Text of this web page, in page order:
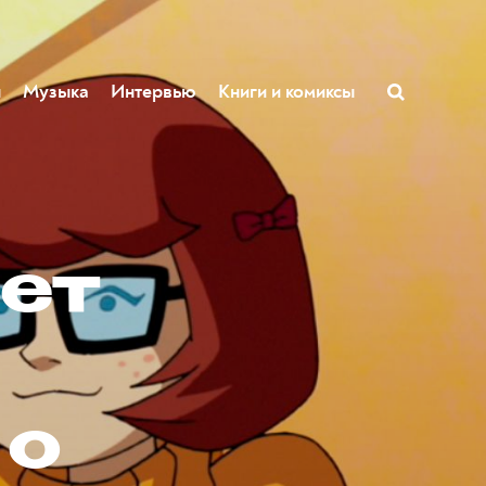
Музыка Интервью Книги и комиксы